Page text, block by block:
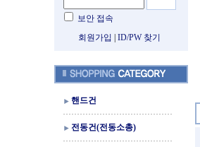
보안 접속
회원가입
ID/PW 찾기
핸드건
전동건(전동소총)